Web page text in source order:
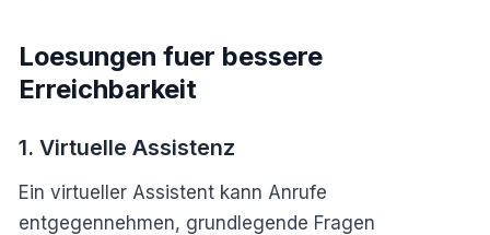
Loesungen fuer bessere
Erreichbarkeit
1. Virtuelle Assistenz
Ein virtueller Assistent kann Anrufe
entgegennehmen, grundlegende Fragen